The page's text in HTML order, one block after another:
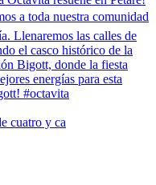
cuatro y ca